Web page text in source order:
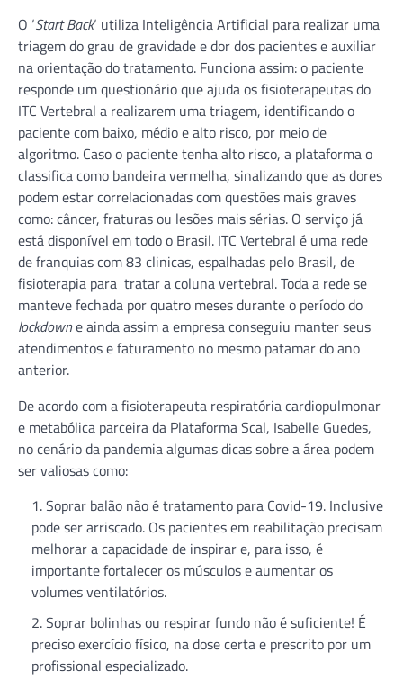
O ‘Start Back‘ utiliza Inteligência Artificial para realizar uma
triagem do grau de gravidade e dor dos pacientes e auxiliar
na orientação do tratamento. Funciona assim: o paciente
responde um questionário que ajuda os fisioterapeutas do
ITC Vertebral a realizarem uma triagem, identificando o
paciente com baixo, médio e alto risco, por meio de
algoritmo. Caso o paciente tenha alto risco, a plataforma o
classifica como bandeira vermelha, sinalizando que as dores
podem estar correlacionadas com questões mais graves
como: câncer, fraturas ou lesões mais sérias. O serviço já
está disponível em todo o Brasil. ITC Vertebral é uma rede
de franquias com 83 clinicas, espalhadas pelo Brasil, de
fisioterapia para tratar a coluna vertebral. Toda a rede se
manteve fechada por quatro meses durante o período do
lockdowne ainda assim a empresa conseguiu manter seus
atendimentos e faturamento no mesmo patamar do ano
anterior.
De acordo com a fisioterapeuta respiratória cardiopulmonar
e metabólica parceira da Plataforma Scal, Isabelle Guedes,
no cenário da pandemia algumas dicas sobre a área podem
ser valiosas como:
Soprar balão não é tratamento para Covid-19. Inclusive
pode ser arriscado. Os pacientes em reabilitação precisam
melhorar a capacidade de inspirar e, para isso, é
importante fortalecer os músculos e aumentar os
volumes ventilatórios.
Soprar bolinhas ou respirar fundo não é suficiente! É
preciso exercício físico, na dose certa e prescrito por um
profissional especializado.